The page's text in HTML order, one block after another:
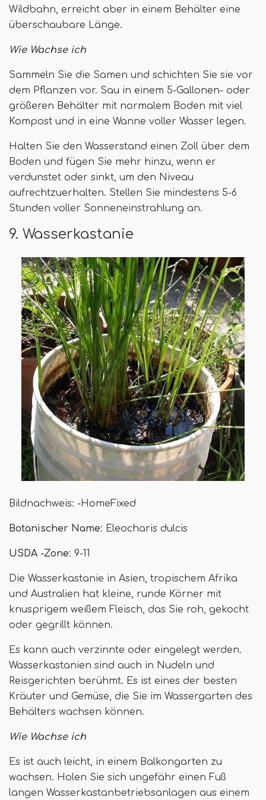
Wildbahn, erreicht aber in einem Behälter eine
überschaubare Länge.
Wie Wachse ich
Sammeln Sie die Samen und schichten Sie sie vor
dem Pflanzen vor. Sau in einem 5-Gallonen- oder
größeren Behälter mit normalem Boden mit viel
Kompost und in eine Wanne voller Wasser legen.
Halten Sie den Wasserstand einen Zoll über dem
Boden und fügen Sie mehr hinzu, wenn er
verdunstet oder sinkt, um den Niveau
aufrechtzuerhalten. Stellen Sie mindestens 5-6
Stunden voller Sonneneinstrahlung an.
9. Wasserkastanie
Bildnachweis: -HomeFixed
Botanischer Name: Eleocharis dulcis
USDA -Zone: 9-11
Die Wasserkastanie in Asien, tropischem Afrika
und Australien hat kleine, runde Körner mit
knusprigem weißem Fleisch, das Sie roh, gekocht
oder gegrillt können.
Es kann auch verzinnte oder eingelegt werden.
Wasserkastanien sind auch in Nudeln und
Reisgerichten berühmt. Es ist eines der besten
Kräuter und Gemüse, die Sie im Wassergarten des
Behälters wachsen können.
Wie Wachse ich
Es ist auch leicht, in einem Balkongarten zu
wachsen. Holen Sie sich ungefähr einen Fuß
langen Wasserkastanbetriebsanlagen aus einem